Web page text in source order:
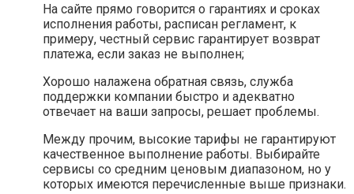
На сайте прямо говорится о гарантиях и сроках
исполнения работы, расписан регламент, к
примеру, честный сервис гарантирует возврат
платежа, если заказ не выполнен;
Хорошо налажена обратная связь, служба
поддержки компании быстро и адекватно
отвечает на ваши запросы, решает проблемы.
Между прочим, высокие тарифы не гарантируют
качественное выполнение работы. Выбирайте
сервисы со средним ценовым диапазоном, но у
которых имеются перечисленные выше признаки.